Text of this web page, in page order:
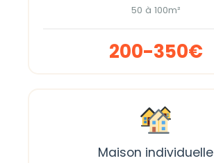
50 à 100m²
200-350€
Maison individuelle